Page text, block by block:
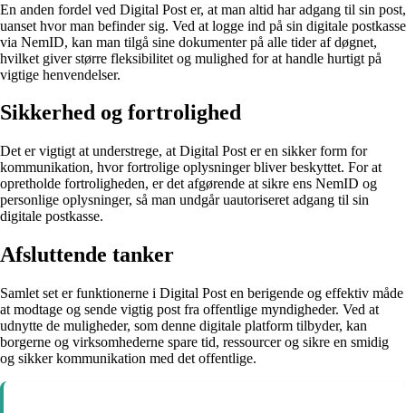
En anden fordel ved Digital Post er, at man altid har adgang til sin post,
uanset hvor man befinder sig. Ved at logge ind på sin digitale postkasse
via NemID, kan man tilgå sine dokumenter på alle tider af døgnet,
hvilket giver større fleksibilitet og mulighed for at handle hurtigt på
vigtige henvendelser.
Sikkerhed og fortrolighed
Det er vigtigt at understrege, at Digital Post er en sikker form for
kommunikation, hvor fortrolige oplysninger bliver beskyttet. For at
opretholde fortroligheden, er det afgørende at sikre ens NemID og
personlige oplysninger, så man undgår uautoriseret adgang til sin
digitale postkasse.
Afsluttende tanker
Samlet set er funktionerne i Digital Post en berigende og effektiv måde
at modtage og sende vigtig post fra offentlige myndigheder. Ved at
udnytte de muligheder, som denne digitale platform tilbyder, kan
borgerne og virksomhederne spare tid, ressourcer og sikre en smidig
og sikker kommunikation med det offentlige.